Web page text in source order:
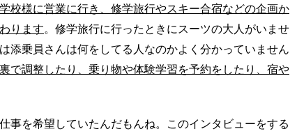
学校様に営業に行き、修学旅行やスキー合宿などの企画か
ります。修学旅行に行ったときにスーツの大人がいませ
乗員さんは何をしてる人なのかよく分かっていません
で調整したり、乗り物や体験学習を予約をしたり、宿や
事を希望していたんだもんね。このインタビューをする